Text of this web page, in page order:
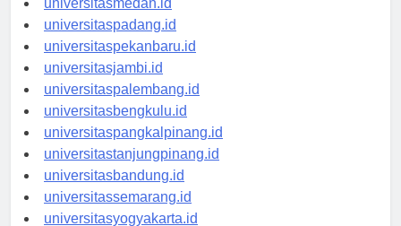
universitasmedan.id
universitaspadang.id
universitaspekanbaru.id
universitasjambi.id
universitaspalembang.id
universitasbengkulu.id
universitaspangkalpinang.id
universitastanjungpinang.id
universitasbandung.id
universitassemarang.id